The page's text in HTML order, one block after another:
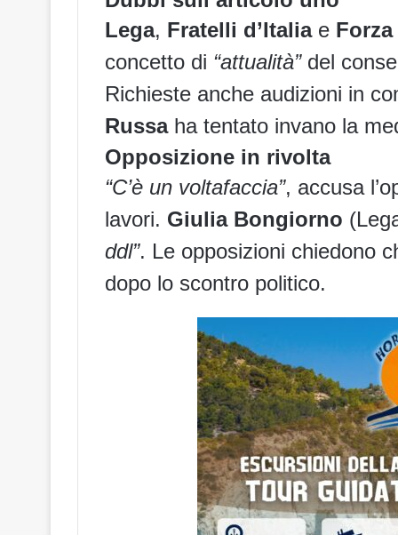
Lega, Fratelli d’Italiae
concetto di “attualità”del
Richieste anche audizioni in
Russaha tentato invano la
Opposizione in rivolta
“C’è un voltafaccia”, accusa
lavori. Giulia Bongiorno
ddl”. Le opposizioni chiedono
dopo lo scontro politico.